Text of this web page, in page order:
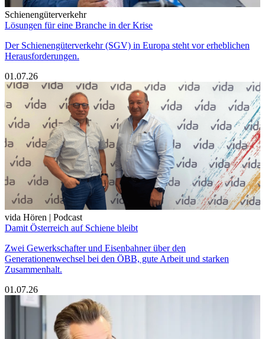
Schienengüterverkehr
Lösungen für eine Branche in der Krise
Der Schienengüterverkehr (SGV) in Europa steht vor erheblichen
Herausforderungen.
01.07.26
vida Hören | Podcast
Damit Österreich auf Schiene bleibt
Zwei Gewerkschafter und Eisenbahner über den
Generationenwechsel bei den ÖBB, gute Arbeit und starken
Zusammenhalt.
01.07.26